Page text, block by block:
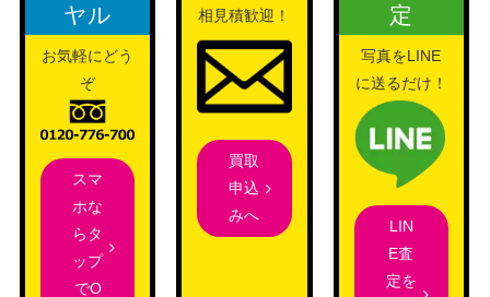
ヤル
お気軽にどう
ぞ
スマ
ホな
らタ
ップ
でO
相見積歓迎！
買取
申込
みへ
定
写真をLINE
に送るだけ！
LIN
E査
定を